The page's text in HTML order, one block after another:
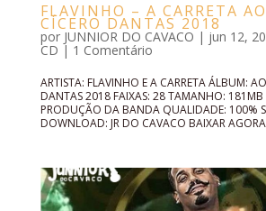
FLAVINHO – A CARRETA
CÍCERO DANTAS 2018
por JUNNIOR DO CAVACO | jun 12,
CD | 1 Comentário
ARTISTA: FLAVINHO E A CARRETA ÁLBUM:
DANTAS 2018 FAIXAS: 28 TAMANHO: 181MB
PRODUÇÃO DA BANDA QUALIDADE: 100%
DOWNLOAD: JR DO CAVACO BAIXAR